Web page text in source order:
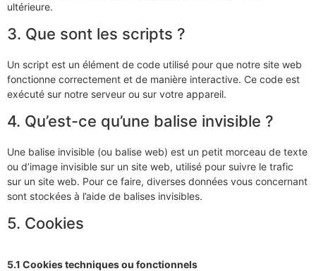
ultérieure.
3. Que sont les scripts ?
Un script est un élément de code utilisé pour que notre site web
fonctionne correctement et de manière interactive. Ce code est
exécuté sur notre serveur ou sur votre appareil.
4. Qu’est-ce qu’une balise invisible ?
Une balise invisible (ou balise web) est un petit morceau de texte
ou d’image invisible sur un site web, utilisé pour suivre le trafic
sur un site web. Pour ce faire, diverses données vous concernant
sont stockées à l’aide de balises invisibles.
5. Cookies
5.1 Cookies techniques ou fonctionnels